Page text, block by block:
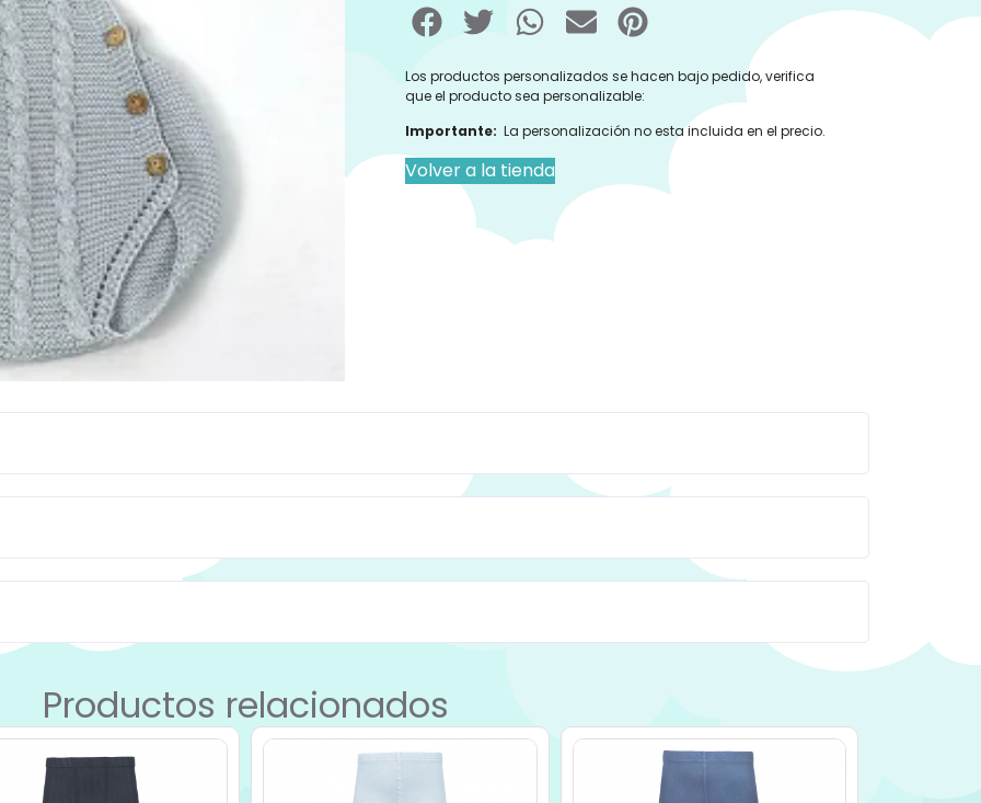
Los productos personalizados se hacen bajo pedido, verifica
que el producto sea personalizable:
Importante: La personalización no esta incluida en el precio.
Volver a la tienda
Productos relacionados